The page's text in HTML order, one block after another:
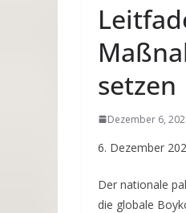
setzen
Dezember 6,
6. Dezember
Der nationale
die globale